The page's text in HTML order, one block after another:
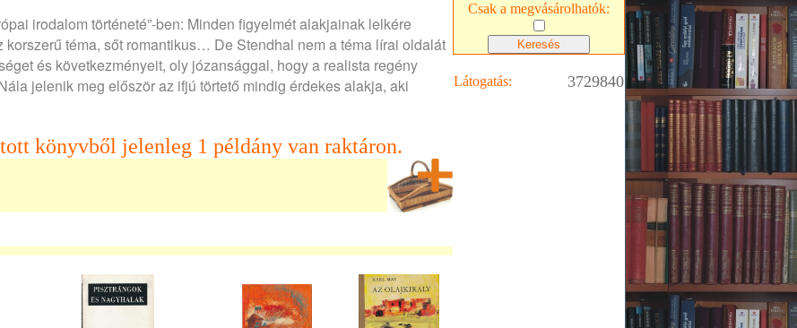
irodalom történeté”-ben: Minden figyelmét alakjainak lelkére
korszerű téma, sőt romantikus… De Stendhal nem a téma lírai oldalát
és következményeit, oly józansággal, hogy a realista regény
jelenik meg először az ifjú törtető mindig érdekes alakja, aki
könyvből jelenleg 1 példány van raktáron.
Csak a megvásárolhatók:
Látogatás: 3729840